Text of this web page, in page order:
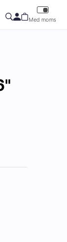
Med moms